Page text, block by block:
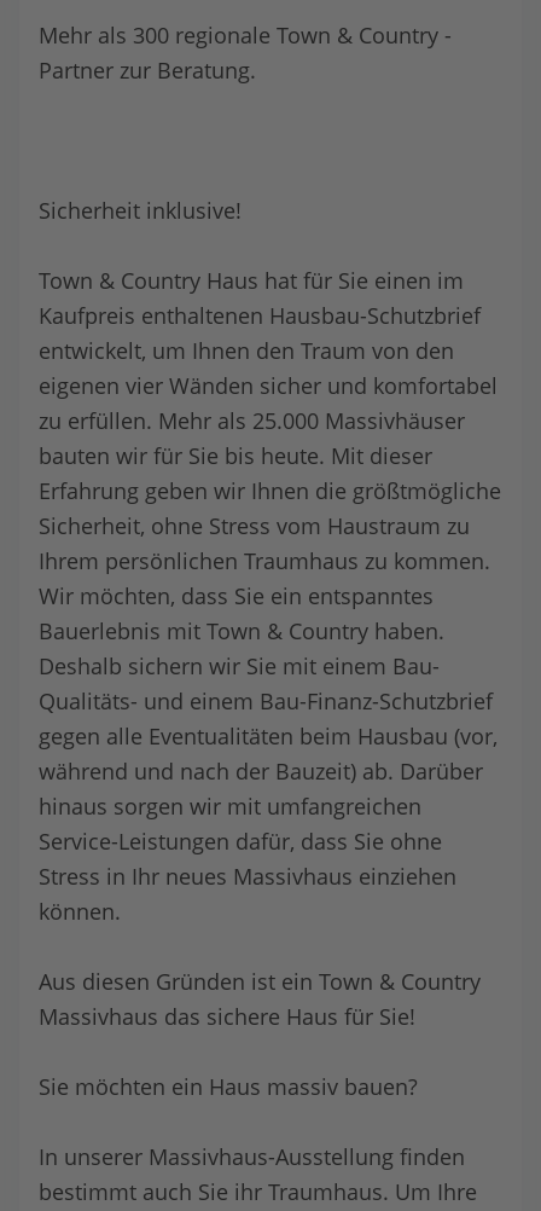
Mehr als 300 regionale Town & Country -
Partner zur Beratung.
Sicherheit inklusive!
Town & Country Haus hat für Sie einen im
Kaufpreis enthaltenen Hausbau-Schutzbrief
entwickelt, um Ihnen den Traum von den
eigenen vier Wänden sicher und komfortabel
zu erfüllen. Mehr als 25.000 Massivhäuser
bauten wir für Sie bis heute. Mit dieser
Erfahrung geben wir Ihnen die größtmögliche
Sicherheit, ohne Stress vom Haustraum zu
Ihrem persönlichen Traumhaus zu kommen.
Wir möchten, dass Sie ein entspanntes
Bauerlebnis mit Town & Country haben.
Deshalb sichern wir Sie mit einem Bau-
Qualitäts- und einem Bau-Finanz-Schutzbrief
gegen alle Eventualitäten beim Hausbau (vor,
während und nach der Bauzeit) ab. Darüber
hinaus sorgen wir mit umfangreichen
Service-Leistungen dafür, dass Sie ohne
Stress in Ihr neues Massivhaus einziehen
können.
Aus diesen Gründen ist ein Town & Country
Massivhaus das sichere Haus für Sie!
Sie möchten ein Haus massiv bauen?
In unserer Massivhaus-Ausstellung finden
bestimmt auch Sie ihr Traumhaus. Um Ihre